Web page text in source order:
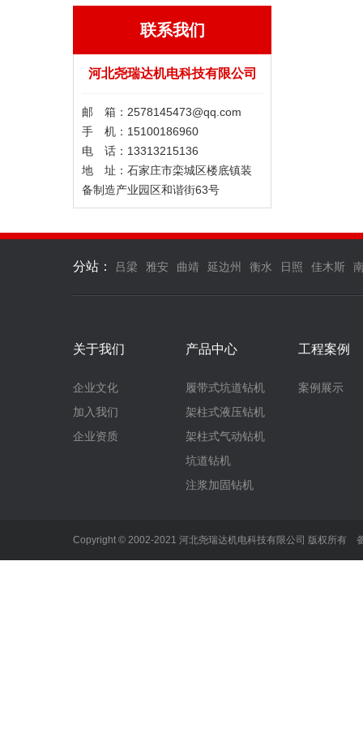
联系我们
河北尧瑞达机电科技有限公司
邮 箱：2578145473@qq.com
手 机：15100186960
电 话：13313215136
地 址：石家庄市栾城区楼底镇装
备制造产业园区和谐街63号
分站： 吕梁 雅安 曲靖 延边州 衡水 日照 佳木斯
关于我们
企业文化
加入我们
企业资质
产品中心
履带式坑道钻机
架柱式液压钻机
架柱式气动钻机
坑道钻机
注浆加固钻机
工程案例
案例展示
Copyright © 2002-2021 河北尧瑞达机电科技有限公司 版权所有